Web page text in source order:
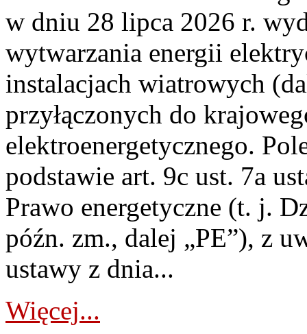
w dniu 28 lipca 2026 r.
wytwarzania energii
instalacjach wiatrowych
przyłączonych do
elektroenergetycznego.
podstawie art. 9c ust. 7a
Prawo energetyczne (t. j.
późn. zm., dalej „PE”), z
ustawy z dnia...
Więcej...